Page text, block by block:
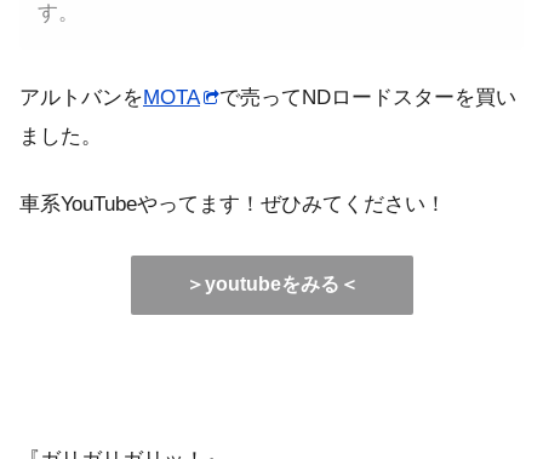
す。
アルトバンをMOTA
で売ってNDロードスターを買い
ました。
車系YouTubeやってます！ぜひみてください！
＞youtubeをみる＜